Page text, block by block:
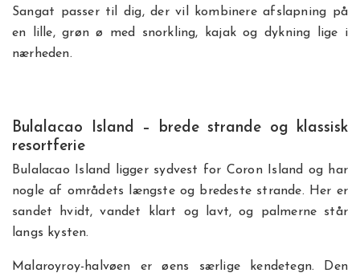
Sangat passer til dig, der vil kombinere afslapning på
en lille, grøn ø med snorkling, kajak og dykning lige i
nærheden.
Bulalacao Island – brede strande og klassisk
resortferie
Bulalacao Island ligger sydvest for Coron Island og har
nogle af områdets længste og bredeste strande. Her er
sandet hvidt, vandet klart og lavt, og palmerne står
langs kysten.
Malaroyroy-halvøen er øens særlige kendetegn. Den